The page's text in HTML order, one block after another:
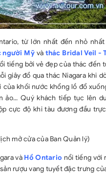
từ lớn nhất đến nhỏ nhất
người Mỹvà thác Bridal Veil -
tiếng bởi vẻ đẹp của thác đến
giây đổ qua thác Niagara khi
của khối nước khổng lồ đổ
ảo... Quý khách tiếp tục lên
cực độ khi tàu đương đầu
mở cửa của Ban Quản lý)
và Hồ Ontario nổi tiếng với
rượu vang tuyết đặc trưng